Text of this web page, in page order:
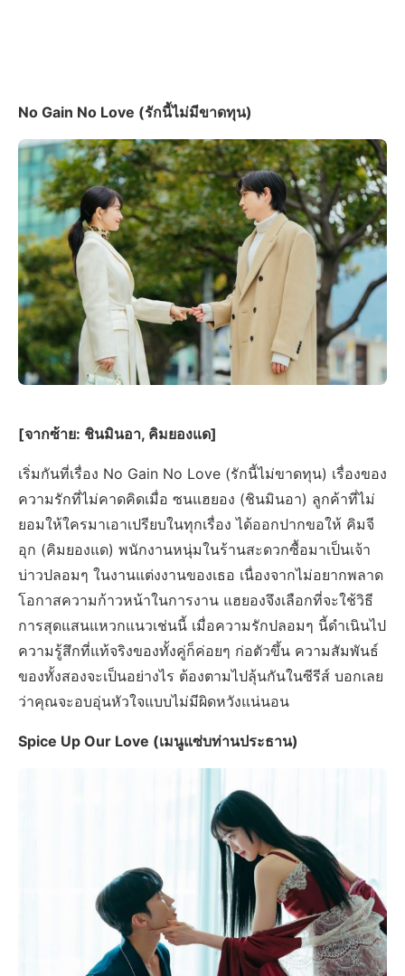
No Gain No Love (รักนี้ไม่มีขาดทุน)
[จากซ้าย: ชินมินอา, คิมยองแด]
เริ่มกันที่เรื่อง No Gain No Love (รักนี้ไม่ขาดทุน) เรื่องของ
ความรักที่ไม่คาดคิดเมื่อ ซนแฮยอง (ชินมินอา) ลูกค้าที่ไม่
ยอมให้ใครมาเอาเปรียบในทุกเรื่อง ได้ออกปากขอให้ คิมจี
อุก (คิมยองแด) พนักงานหนุ่มในร้านสะดวกซื้อมาเป็นเจ้า
บ่าวปลอมๆ ในงานแต่งงานของเธอ เนื่องจากไม่อยากพลาด
โอกาสความก้าวหน้าในการงาน แฮยองจึงเลือกที่จะใช้วิธี
การสุดแสนแหวกแนวเช่นนี้ เมื่อความรักปลอมๆ นี้ดำเนินไป
ความรู้สึกที่แท้จริงของทั้งคู่ก็ค่อยๆ ก่อตัวขึ้น ความสัมพันธ์
ของทั้งสองจะเป็นอย่างไร ต้องตามไปลุ้นกันในซีรีส์ บอกเลย
ว่าคุณจะอบอุ่นหัวใจแบบไม่มีผิดหวังแน่นอน
Spice Up Our Love (เมนูแซ่บท่านประธาน)